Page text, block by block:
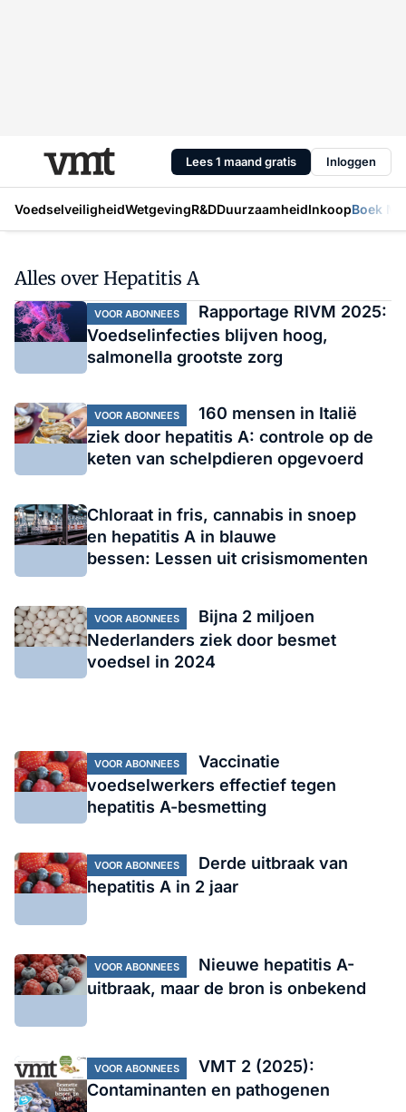
Lees 1 maand gratis Inloggen
VoedselveiligheidWetgevingR&DDuurzaamheidInkoopBoek
Alles over Hepatitis A
VOOR ABONNEES
Rapportage RIVM 2025:
Voedselinfecties blijven hoog,
salmonella grootste zorg
VOOR ABONNEES
160 mensen in Italië
ziek door hepatitis A: controle op de
keten van schelpdieren opgevoerd
Chloraat in fris, cannabis in snoep
en hepatitis A in blauwe
bessen: Lessen uit crisismomenten
VOOR ABONNEES
Bijna 2 miljoen
Nederlanders ziek door besmet
voedsel in 2024
VOOR ABONNEES
Vaccinatie
voedselwerkers effectief tegen
hepatitis A-besmetting
VOOR ABONNEES
Derde uitbraak van
hepatitis A in 2 jaar
VOOR ABONNEES
Nieuwe hepatitis A-
uitbraak, maar de bron is onbekend
VOOR ABONNEES
VMT 2 (2025):
Contaminanten en pathogenen